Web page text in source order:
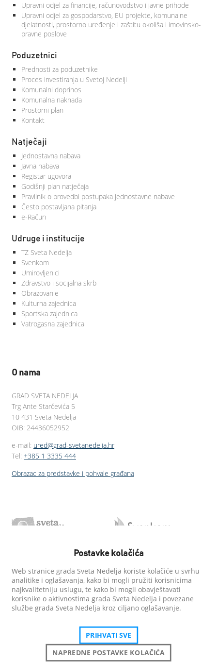
Upravni odjel za financije, računovodstvo i javne prihode
Upravni odjel za gospodarstvo, EU projekte, komunalne
djelatnosti, prostorno uređenje i zaštitu okoliša i imovinsko-
pravne poslove
Poduzetnici
Prednosti za poduzetnike
Proces investiranja u Svetoj Nedelji
Komunalni doprinos
Komunalna naknada
Prostorni plan
Kontakt
Natječaji
Jednostavna nabava
Javna nabava
Registar ugovora
Godišnji plan natječaja
Pravilnik o provedbi postupaka jednostavne nabave
Često postavljana pitanja
e-Račun
Udruge i institucije
TZ Sveta Nedelja
Svenkom
Umirovljenici
Zdravstvo i socijalna skrb
Obrazovanje
Kulturna zajednica
Sportska zajednica
Vatrogasna zajednica
O nama
GRAD SVETA NEDELJA
Trg Ante Starčevića 5
10 431 Sveta Nedelja
OIB: 24436052952
e-mail: ured@grad-svetanedelja.hr
Tel: +385 1 3335 444
Obrazac za predstavke i pohvale građana
Postavke kolačića
Web stranice grada Sveta Nedelja koriste kolačiće u svrhu
analitike i oglašavanja, kako bi mogli pružiti korisnicima
najkvalitetniju uslugu, te kako bi mogli obavještavati
korisnike o aktivnostima grada Sveta Nedelja i povezane
službe grada Sveta Nedelja kroz ciljano oglašavanje.
PRIHVATI SVE
NAPREDNE POSTAVKE KOLAČIĆA